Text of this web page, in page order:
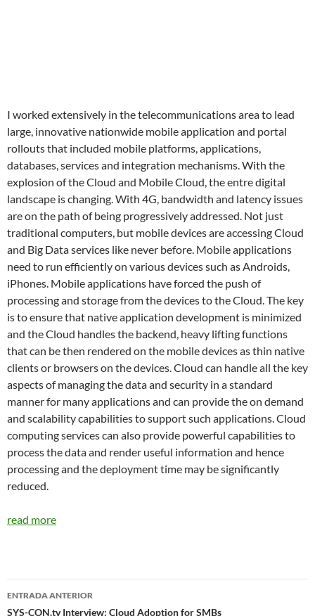
I worked extensively in the telecommunications area to lead
large, innovative nationwide mobile application and portal
rollouts that included mobile platforms, applications,
databases, services and integration mechanisms. With the
explosion of the Cloud and Mobile Cloud, the entre digital
landscape is changing. With 4G, bandwidth and latency issues
are on the path of being progressively addressed. Not just
traditional computers, but mobile devices are accessing Cloud
and Big Data services like never before. Mobile applications
need to run efficiently on various devices such as Androids,
iPhones. Mobile applications have forced the push of
processing and storage from the devices to the Cloud. The key
is to ensure that native application development is minimized
and the Cloud handles the backend, heavy lifting functions
that can be then rendered on the mobile devices as thin native
clients or browsers on the devices. Cloud can handle all the key
aspects of managing the data and security in a standard
manner for many applications and can provide the on demand
and scalability capabilities to support such applications. Cloud
computing services can also provide powerful capabilities to
process the data and render useful information and hence
processing and the deployment time may be significantly
reduced.
read more
Navegador
ENTRADA ANTERIOR
SYS-CON.tv Interview: Cloud Adoption for SMBs